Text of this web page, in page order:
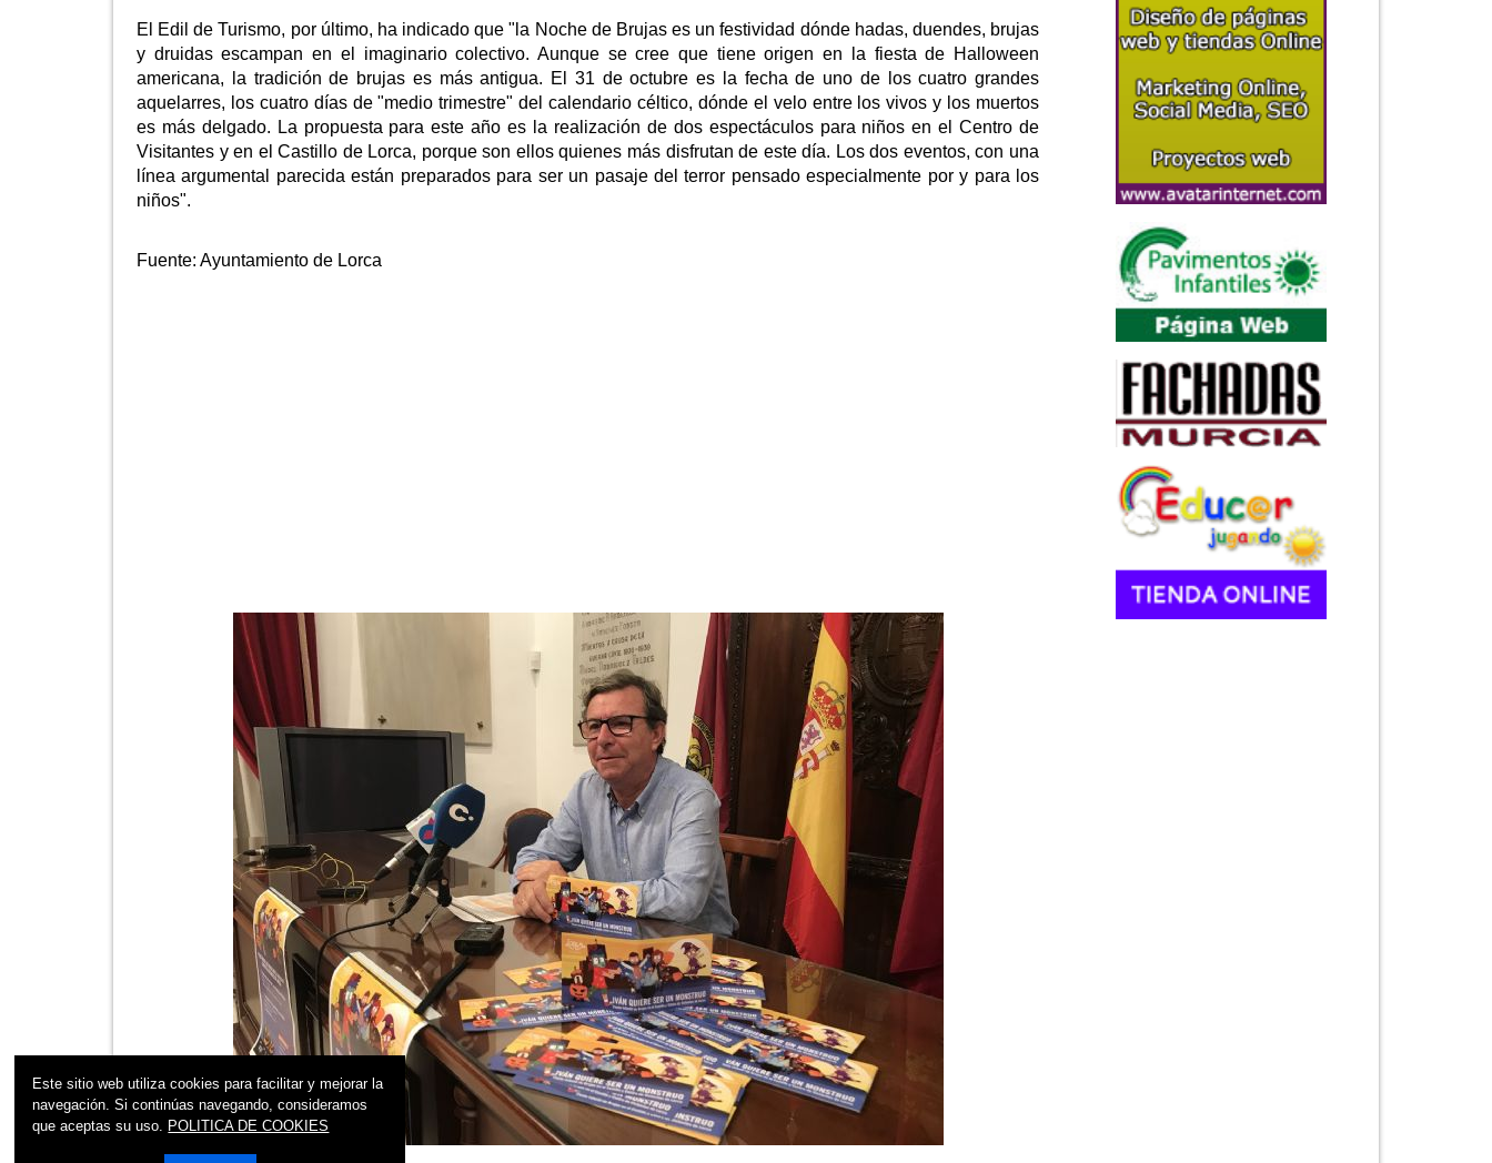
El Edil de Turismo, por último, ha indicado que "la Noche de Brujas es un festividad dónde hadas, duendes, brujas
y druidas escampan en el imaginario colectivo. Aunque se cree que tiene origen en la fiesta de Halloween
americana, la tradición de brujas es más antigua. El 31 de octubre es la fecha de uno de los cuatro grandes
aquelarres, los cuatro días de "medio trimestre" del calendario céltico, dónde el velo entre los vivos y los muertos
es más delgado. La propuesta para este año es la realización de dos espectáculos para niños en el Centro de
Visitantes y en el Castillo de Lorca, porque son ellos quienes más disfrutan de este día. Los dos eventos, con una
línea argumental parecida están preparados para ser un pasaje del terror pensado especialmente por y para los
niños".
Fuente: Ayuntamiento de Lorca
Este sitio web utiliza cookies para facilitar y mejorar la
navegación. Si continúas navegando, consideramos
que aceptas su uso. POLITICA DE COOKIES